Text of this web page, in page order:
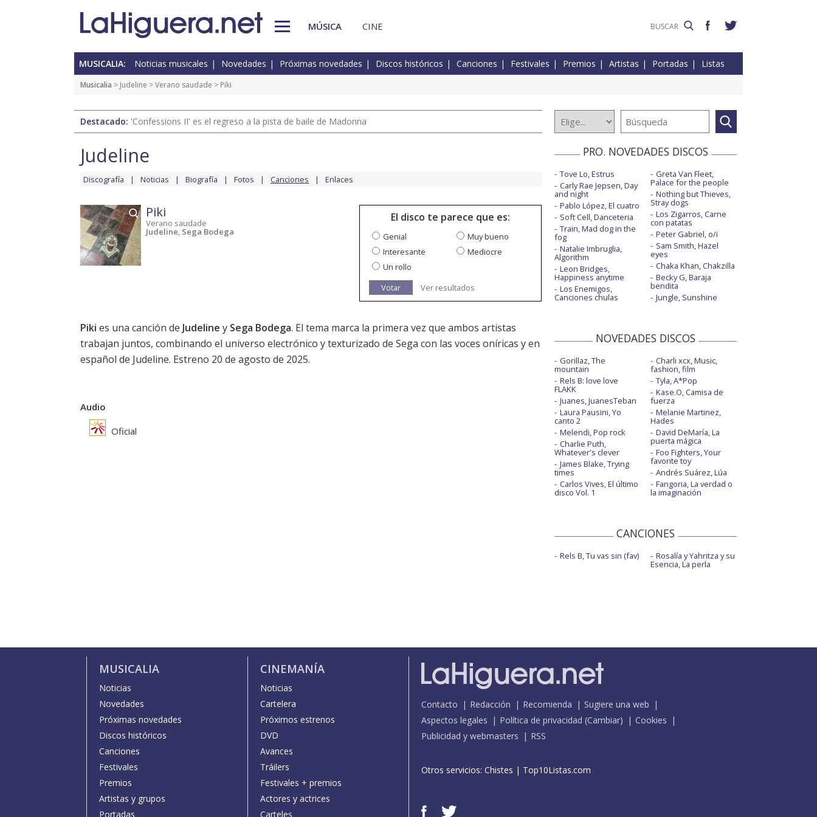
MÚSICA CINE
MUSICALIA: Noticias musicales Novedades Próximas novedades Discos históricos Canciones Festivales Premios Artistas Portadas Listas
Musicalia > Judeline >Verano saudade > Piki
Destacado: 'Confessions II' es el regreso a la pista de baile de Madonna
Judeline
Discografía Noticias Biografía Fotos Canciones Enlaces
Piki
Verano saudade
Judeline, Sega Bodega
El disco te parece que es:
Genial
Muy bueno
Interesante
Mediocre
Un rollo
Votar
Ver resultados
Piki es una canción de Judeline y Sega Bodega. El tema marca la primera vez que ambos artistas
trabajan juntos, combinando el universo electrónico y texturizado de Sega con las voces oníricas y en
español de Judeline. Estreno 20 de agosto de 2025.
Audio
Oficial
PRO. NOVEDADES DISCOS
Tove Lo, Estrus
Carly Rae Jepsen, Day
and night
Pablo López, El cuatro
Soft Cell, Danceteria
Train, Mad dog in the
fog
Natalie Imbruglia,
Algorithm
Leon Bridges,
Happiness anytime
Los Enemigos,
Canciones chulas
Greta Van Fleet,
Palace for the people
Nothing but Thieves,
Stray dogs
Los Zigarros, Carne
con patatas
Peter Gabriel, o/i
Sam Smith, Hazel
eyes
Chaka Khan, Chakzilla
Becky G, Baraja
bendita
Jungle, Sunshine
NOVEDADES DISCOS
Gorillaz, The
mountain
Rels B: love love
FLAKK
Juanes, JuanesTeban
Laura Pausini, Yo
canto 2
Melendi, Pop rock
Charlie Puth,
Whatever's clever
James Blake, Trying
times
Carlos Vives, El último
disco Vol. 1
Charli xcx, Music,
fashion, film
Tyla, A*Pop
Kase.O, Camisa de
fuerza
Melanie Martinez,
Hades
David DeMaría, La
puerta mágica
Foo Fighters, Your
favorite toy
Andrés Suárez, Lúa
Fangoria, La verdad o
la imaginación
CANCIONES
Rels B, Tu vas sin (fav) Rosalía y Yahritza y su
Esencia, La perla
MUSICALIA
Noticias
Novedades
Próximas novedades
Discos históricos
Canciones
Festivales
Premios
Artistas y grupos
Portadas
CINEMANÍA
Noticias
Cartelera
Próximos estrenos
DVD
Avances
Tráilers
Festivales + premios
Actores y actrices
Carteles
Contacto Redacción Recomienda
Sugiere una web
Aspectos legales
Política de privacidad (Cambiar)
Cookies
Publicidad y webmasters
RSS
Otros servicios: Chistes | Top10Listas.com